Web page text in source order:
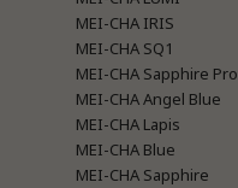
MEI-CHA IRIS
MEI-CHA SQ1
MEI-CHA Sapphire Pro
MEI-CHA Angel Blue
MEI-CHA Lapis
MEI-CHA Blue
MEI-CHA Sapphire